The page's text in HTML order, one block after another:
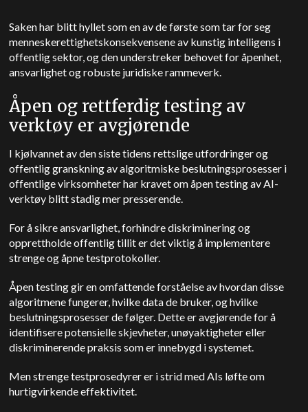
Saken har blitt hyllet som en av de første som tar for seg
menneskerettighetskonsekvensene av kunstig intelligens i
offentlig sektor, og den understreker behovet for åpenhet,
ansvarlighet og robuste juridiske rammeverk.
Åpen og rettferdig testing av
verktøy er avgjørende
I kjølvannet av den siste tidens rettslige utfordringer og
offentlig granskning av algoritmiske beslutningsprosesser i
offentlige virksomheter har kravet om åpen testing av AI-
verktøy blitt stadig mer presserende.
For å sikre ansvarlighet, forhindre diskriminering og
opprettholde offentlig tillit er det viktig å implementere
strenge og åpne testprotokoller.
Åpen testing gir en omfattende forståelse av hvordan disse
algoritmene fungerer, hvilke data de bruker, og hvilke
beslutningsprosesser de følger. Dette er avgjørende for å
identifisere potensielle skjevheter, unøyaktigheter eller
diskriminerende praksis som er innebygd i systemet.
Men strenge testprosedyrer er i strid med AIs løfte om
hurtigvirkende effektivitet.